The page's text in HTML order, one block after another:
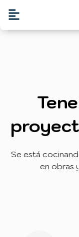
Se está
en obras